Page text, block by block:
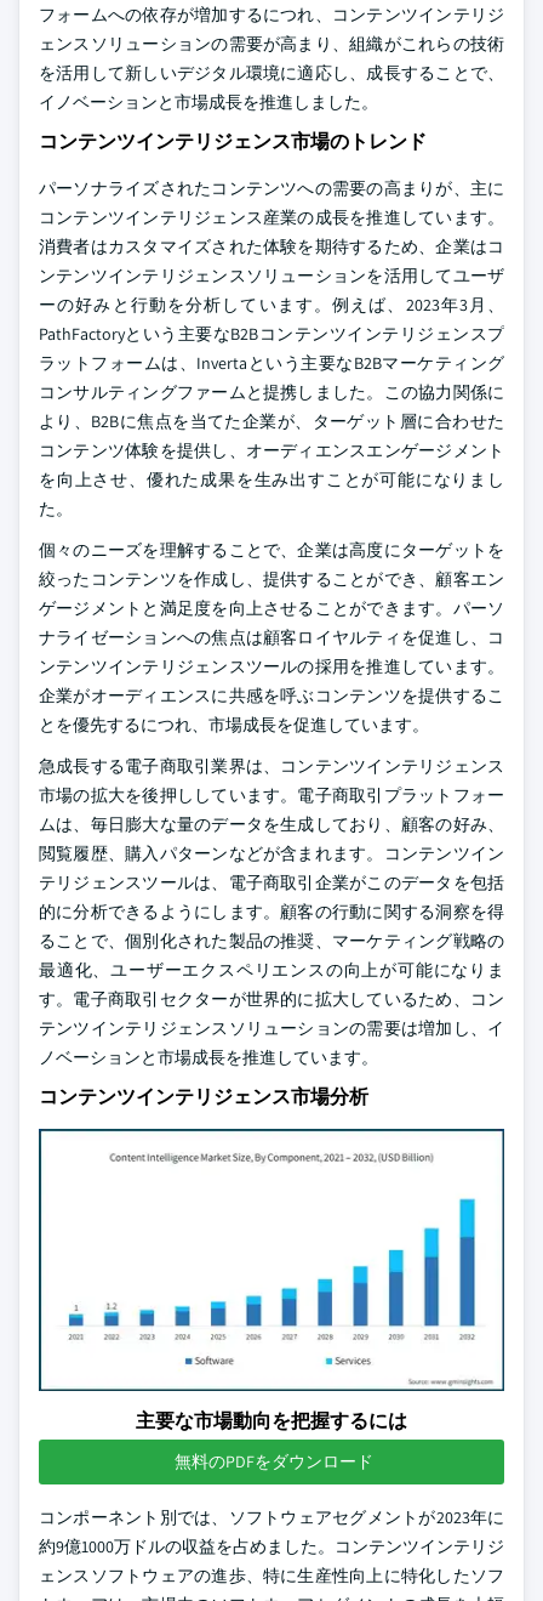
フォームへの依存が増加するにつれ、コンテンツインテリジ
ェンスソリューションの需要が高まり、組織がこれらの技術
を活用して新しいデジタル環境に適応し、成長することで、
イノベーションと市場成長を推進しました。
コンテンツインテリジェンス市場のトレンド
パーソナライズされたコンテンツへの需要の高まりが、主に
コンテンツインテリジェンス産業の成長を推進しています。
消費者はカスタマイズされた体験を期待するため、企業はコ
ンテンツインテリジェンスソリューションを活用してユーザ
ーの好みと行動を分析しています。例えば、2023年3月、
PathFactoryという主要なB2Bコンテンツインテリジェンスプ
ラットフォームは、Invertaという主要なB2Bマーケティング
コンサルティングファームと提携しました。この協力関係に
より、B2Bに焦点を当てた企業が、ターゲット層に合わせた
コンテンツ体験を提供し、オーディエンスエンゲージメント
を向上させ、優れた成果を生み出すことが可能になりまし
た。
個々のニーズを理解することで、企業は高度にターゲットを
絞ったコンテンツを作成し、提供することができ、顧客エン
ゲージメントと満足度を向上させることができます。パーソ
ナライゼーションへの焦点は顧客ロイヤルティを促進し、コ
ンテンツインテリジェンスツールの採用を推進しています。
企業がオーディエンスに共感を呼ぶコンテンツを提供するこ
とを優先するにつれ、市場成長を促進しています。
急成長する電子商取引業界は、コンテンツインテリジェンス
市場の拡大を後押ししています。電子商取引プラットフォー
ムは、毎日膨大な量のデータを生成しており、顧客の好み、
閲覧履歴、購入パターンなどが含まれます。コンテンツイン
テリジェンスツールは、電子商取引企業がこのデータを包括
的に分析できるようにします。顧客の行動に関する洞察を得
ることで、個別化された製品の推奨、マーケティング戦略の
最適化、ユーザーエクスペリエンスの向上が可能になりま
す。電子商取引セクターが世界的に拡大しているため、コン
テンツインテリジェンスソリューションの需要は増加し、イ
ノベーションと市場成長を推進しています。
コンテンツインテリジェンス市場分析
主要な市場動向を把握するには
無料のPDFをダウンロード
コンポーネント別では、ソフトウェアセグメントが2023年に
約9億1000万ドルの収益を占めました。コンテンツインテリジ
ェンスソフトウェアの進歩、特に生産性向上に特化したソフ